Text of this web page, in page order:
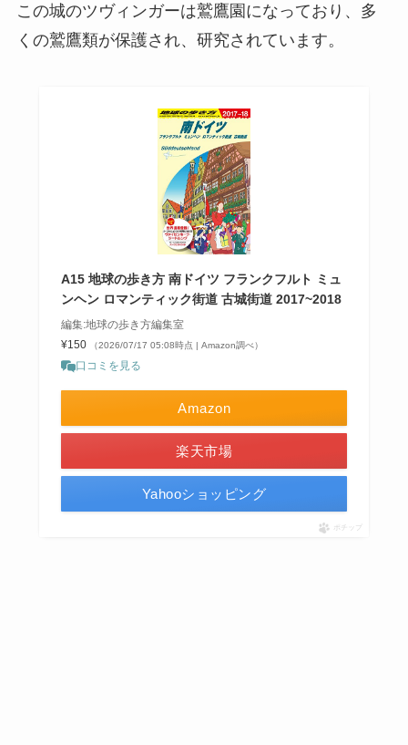
この城のツヴィンガーは鷲鷹園になっており、多
くの鷲鷹類が保護され、研究されています。
A15 地球の歩き方 南ドイツ フランクフルト ミュ
ンヘン ロマンティック街道 古城街道 2017~2018
編集:地球の歩き方編集室
¥150
（2026/07/17 05:08時点 | Amazon調べ）
口コミを見る
Amazon
楽天市場
Yahooショッピング
ポチップ